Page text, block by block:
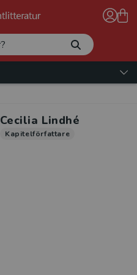
Cecilia Lindhé
Kapitelförfattare